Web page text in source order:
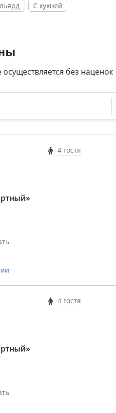
С кухней
без наценок
4 гостя
4 гостя